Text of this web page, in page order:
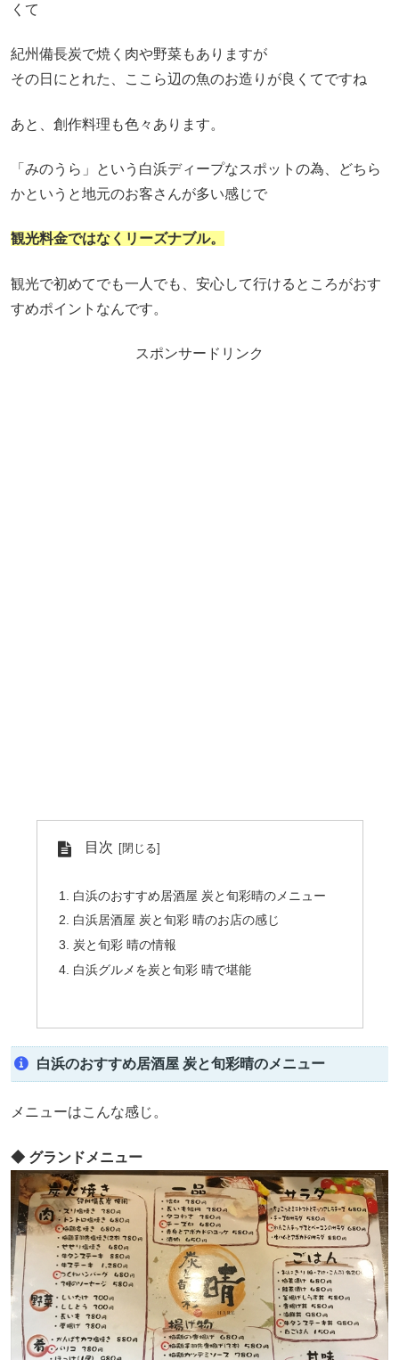
くて
紀州備長炭で焼く肉や野菜もありますが
その日にとれた、ここら辺の魚のお造りが良くてですね
あと、創作料理も色々あります。
「みのうら」という白浜ディープなスポットの為、どちら
かというと地元のお客さんが多い感じで
観光料金ではなくリーズナブル。
観光で初めてでも一人でも、安心して行けるところがおす
すめポイントなんです。
スポンサードリンク
目次
白浜のおすすめ居酒屋 炭と旬彩晴のメニュー
白浜居酒屋 炭と旬彩 晴のお店の感じ
炭と旬彩 晴の情報
白浜グルメを炭と旬彩 晴で堪能
白浜のおすすめ居酒屋 炭と旬彩晴のメニュー
メニューはこんな感じ。
◆ グランドメニュー